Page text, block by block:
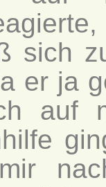
sich
er ja
auf